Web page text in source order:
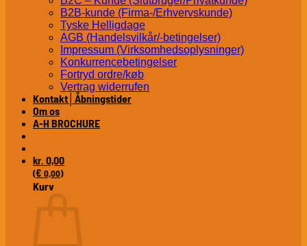
B2B-kunde (Firma-/Erhvervskunde)
Tyske Helligdage
AGB (Handelsvilkår/-betingelser)
Impressum (Virksomhedsoplysninger)
Konkurrencebetingelser
Fortryd ordre/køb
Vertrag widerrufen
Kontakt│Åbningstider
Om os
A-H BROCHURE
kr. 0,00
(€ 0,00)
Kurv